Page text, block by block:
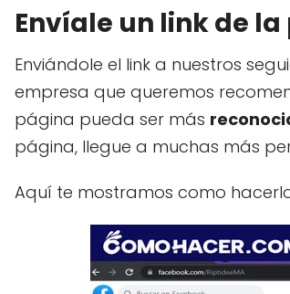
Envíale un link de
Enviándole el link a nuestros
empresa que queremos
página pueda ser más
página, llegue a muchas más
Aquí te mostramos como